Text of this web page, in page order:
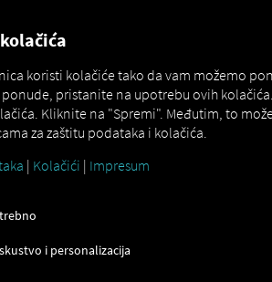
DO
lanca opskrbe
koristi kolačiće tako da vam možemo
ponude, pristanite na upotrebu ovih
Kliknite na "Spremi". Međutim, to
za zaštitu podataka i kolačića.
| Kolačići | Impresum
i personalizacija